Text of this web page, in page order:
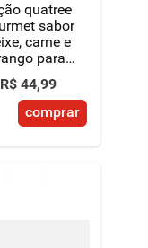
quatree
sabor
carne e
para
adultos
raças
3kg
R$ 44,99
comprar